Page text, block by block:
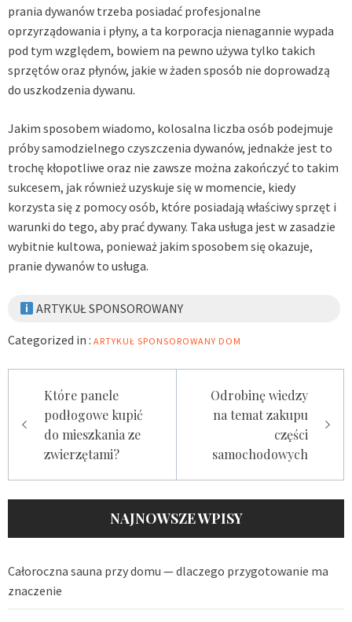
prania dywanów trzeba posiadać profesjonalne
oprzyrządowania i płyny, a ta korporacja nienagannie wypada
pod tym względem, bowiem na pewno używa tylko takich
sprzętów oraz płynów, jakie w żaden sposób nie doprowadzą
do uszkodzenia dywanu.
Jakim sposobem wiadomo, kolosalna liczba osób podejmuje
próby samodzielnego czyszczenia dywanów, jednakże jest to
trochę kłopotliwe oraz nie zawsze można zakończyć to takim
sukcesem, jak również uzyskuje się w momencie, kiedy
korzysta się z pomocy osób, które posiadają właściwy sprzęt i
warunki do tego, aby prać dywany. Taka usługa jest w zasadzie
wybitnie kultowa, ponieważ jakim sposobem się okazuje,
pranie dywanów to usługa.
ARTYKUŁ SPONSOROWANY
Categorized in : ARTYKUŁ SPONSOROWANY DOM
Zobacz
wpisy
Które panele
podłogowe kupić
do mieszkania ze
zwierzętami?
Odrobinę wiedzy
na temat zakupu
części
samochodowych
NAJNOWSZE WPISY
Całoroczna sauna przy domu — dlaczego przygotowanie ma
znaczenie